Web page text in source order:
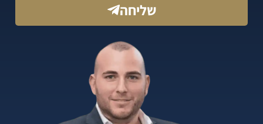
שליחה